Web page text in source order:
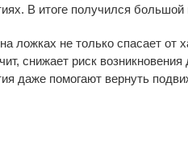
В итоге получился большой
ложках не только спасает от
снижает риск
даже помогают вернуть